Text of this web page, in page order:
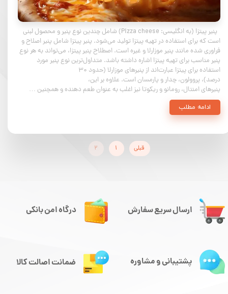
پنیر پیتزا (به انگلیسی: Pizza cheese) شامل چندین نوع پنیر و محصول لبنی
است که برای استفاده در تهیه پیتزا تولید می‌شود. پنیر پیتزا شامل پنیر اصلاح و
فراوری شده مانند پنیر موزارلا و غیره است. اصطلاح پنیر پیتزا، می‌تواند به هر نوع
پنیر مناسب برای تهیه پیتزا اشاره داشته باشد. متداول‌ترین نوع پنیر مورد
استفاده برای پیتزا عبارت‌اند از پنیرهای موزارلا (حدود ۳۰
درصد)، پروولون، چدار و پارمسان است. علاوه بر این،
پنیرهای امنتال، رومانو و ریکوتا نیز اغلب به عنوان طعم دهنده و همچنین …
ادامه مطلب
قبلی ۱ ۲
ارسال سریع سفارش درگاه امن بانکی
پشتیبانی و مشاوره ضمانت اصالت کالا